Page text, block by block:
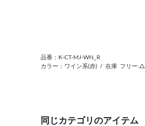
品番：K-CT-MJ-WN_R
カラー：ワイン系(赤) / 在庫 フリー:△
同じカテゴリのアイテム